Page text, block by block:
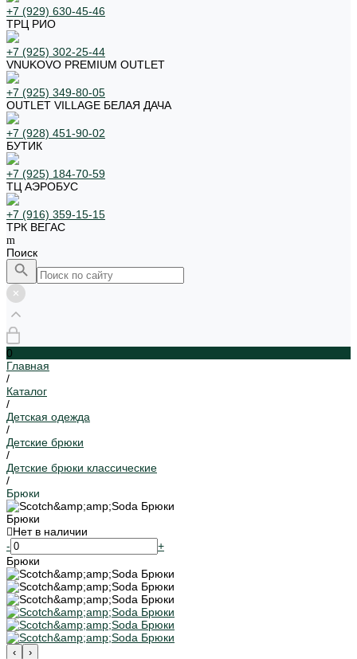
+7 (929) 630-45-46
ТРЦ РИО
+7 (925) 302-25-44
VNUKOVO PREMIUM OUTLET
+7 (925) 349-80-05
OUTLET VILLAGE БЕЛАЯ ДАЧА
+7 (928) 451-90-02
БУТИК
+7 (925) 184-70-59
ТЦ АЭРОБУС
+7 (916) 359-15-15
ТРК ВЕГАС
Поиск
0
Главная
/
Каталог
/
Детская одежда
/
Детские брюки
/
Детские брюки классические
/
Брюки
Брюки
Нет в наличии
-
+
Брюки
‹ ›